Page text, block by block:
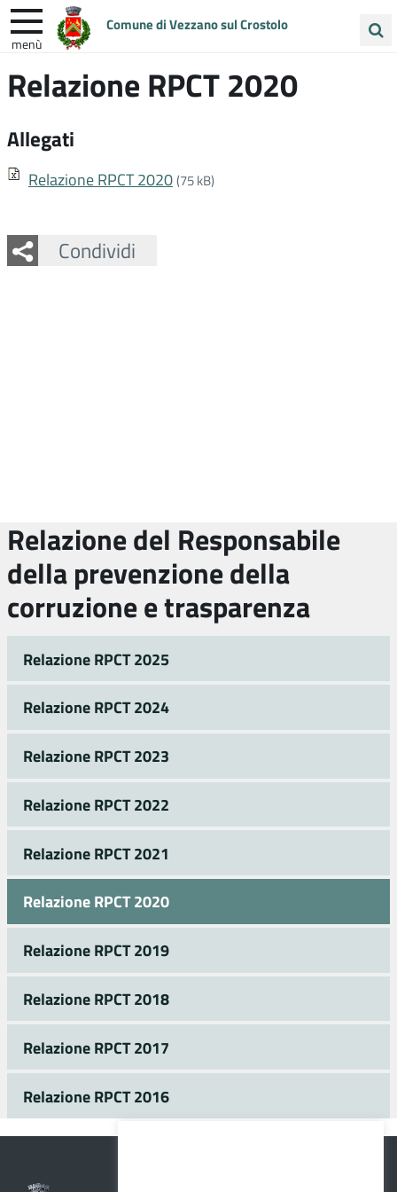
Comune di Vezzano sul Crostolo
menù
nel
ENTRA IN COMUNE VIVI VEZZANO
Relazione RPCT 2020
Allegati
Relazione RPCT 2020(75 kB)
Condividi
Facebook
Twitter
Whatsapp
Relazione del Responsabile
della prevenzione della
corruzione e trasparenza
Relazione RPCT 2025
Relazione RPCT 2024
Relazione RPCT 2023
Relazione RPCT 2022
Relazione RPCT 2021
Relazione RPCT 2020
Relazione RPCT 2019
Relazione RPCT 2018
Relazione RPCT 2017
Relazione RPCT 2016